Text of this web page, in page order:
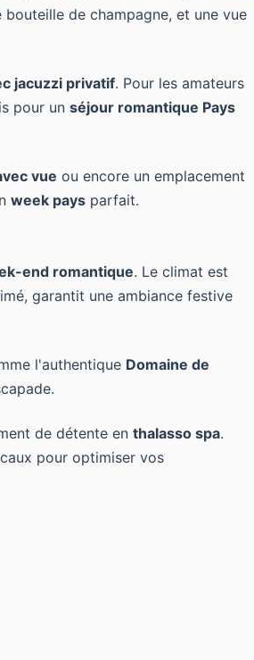
bouteille de champagne, et une vue
jacuzzi privatif. Pour les amateurs
pour un séjour romantique Pays
vue ou encore un emplacement
week pays parfait.
end romantique. Le climat est
garantit une ambiance festive
l'authentique Domaine de
de détente en thalasso spa.
pour optimiser vos